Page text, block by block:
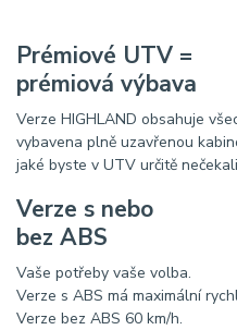
Prémiové UTV =
prémiová výbava
Verze HIGHLAND obsahuje
vybavena plně uzavřenou
jaké byste v UTV určitě
Verze s nebo
bez ABS
Vaše potřeby vaše volba.
Verze s ABS má maximální
Verze bez ABS 60 km/h.